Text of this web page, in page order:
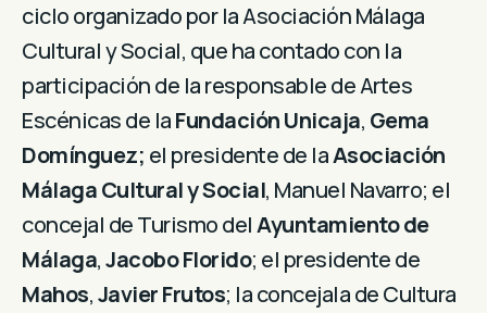
ciclo organizado por la Asociación Málaga
Cultural y Social, que ha contado con la
participación de la responsable de Artes
Escénicas de laFundación Unicaja, Gema
Domínguez; el presidente de laAsociación
Málaga Cultural y Social, Manuel Navarro; el
concejal de Turismo delAyuntamiento de
Málaga,Jacobo Florido; el presidente de
Mahos,Javier Frutos; la concejala de Cultura